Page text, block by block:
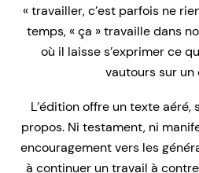
« travailler, c’est parfois ne
temps, « ça » travaille dans
où il laisse s’exprimer ce
vautours sur un
L’édition offre un texte
propos. Ni testament, ni
encouragement vers les
à continuer un travail à